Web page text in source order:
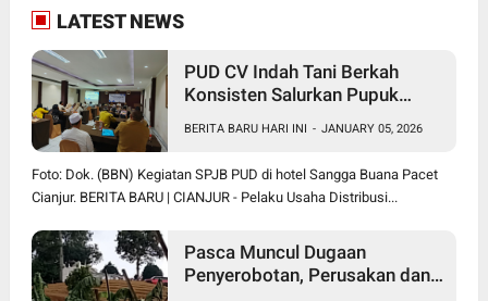
LATEST NEWS
PUD CV Indah Tani Berkah
Konsisten Salurkan Pupuk
BERITA BARU HARI INI - JANUARY 05, 2026
Foto: Dok. (BBN) Kegiatan SPJB PUD di hotel Sangga Buana Pacet
Cianjur. BERITA BARU | CIANJUR - Pelaku Usaha Distribusi...
Pasca Muncul Dugaan
Penyerobotan, Perusakan dan